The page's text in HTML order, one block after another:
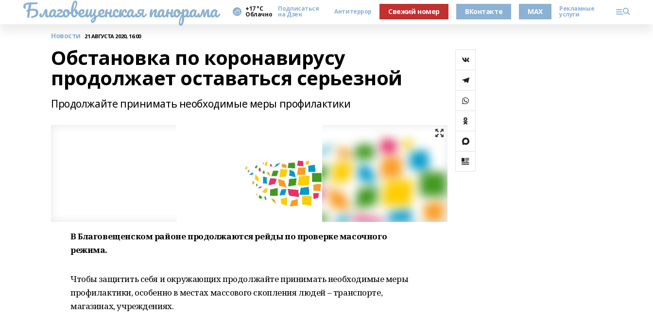
Благовещенская панорама +17 °С
Облачно
Подписаться
на Дзен Антитеррор Свежий номер ВКонтакте MAX Рекламные
услуги
Новости 21 АВГУСТА 2020, 16:00
Обстановка по коронавирусу
продолжает оставаться серьезной
Продолжайте принимать необходимые меры профилактики
В Благовещенском районе продолжаются рейды по проверке масочного
режима.
Чтобы защитить себя и окружающих продолжайте принимать необходимые меры
профилактики, особенно в местах массового скопления людей – транспорте,
магазинах, учреждениях.